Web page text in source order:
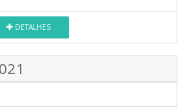
DETALHES